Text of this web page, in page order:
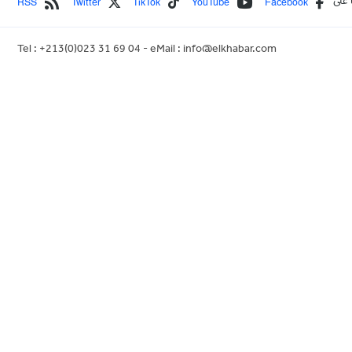
Tel : +213(0)023 31 69 04 - eMail : info@elkhabar.com